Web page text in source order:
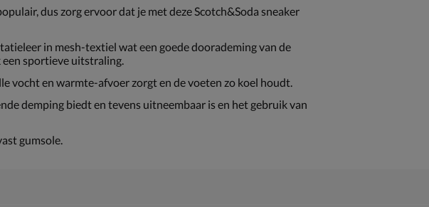
dus zorg ervoor dat je met deze Scotch&Soda sneaker
in mesh-textiel wat een goede doorademing van de
sportieve uitstraling.
vocht en warmte-afvoer zorgt en de voeten zo koel houdt.
demping biedt en tevens uitneembaar is en het gebruik van
gumsole.